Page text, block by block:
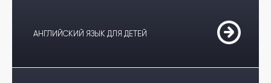
АНГЛИЙСКИЙ ЯЗЫК ДЛЯ ДЕТЕЙ